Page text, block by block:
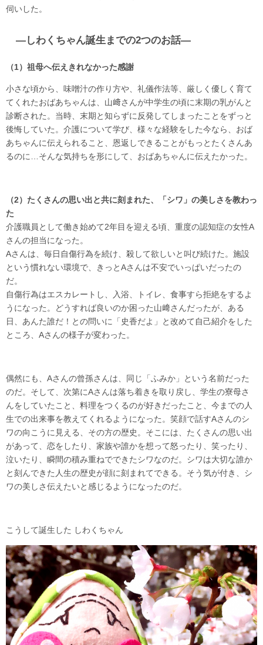
伺いした。
―しわくちゃん誕生までの2つのお話―
（1）祖母へ伝えきれなかった感謝
小さな頃から、味噌汁の作り方や、礼儀作法等、厳しく優しく育て
てくれたおばあちゃんは、山﨑さんが中学生の頃に末期の乳がんと
診断された。当時、末期と知らずに反発してしまったことをずっと
後悔していた。介護について学び、様々な経験をした今なら、おば
あちゃんに伝えられること、恩返しできることがもっとたくさんあ
るのに…そんな気持ちを形にして、おばあちゃんに伝えたかった。
（2）たくさんの思い出と共に刻まれた、「シワ」の美しさを教わっ
た
介護職員として働き始めて2年目を迎える頃、重度の認知症の女性A
さんの担当になった。
Aさんは、毎日自傷行為を続け、殺して欲しいと叫び続けた。施設
という慣れない環境で、きっとAさんは不安でいっぱいだったの
だ。
自傷行為はエスカレートし、入浴、トイレ、食事すら拒絶をするよ
うになった。どうすれば良いのか困った山﨑さんだったが、ある
日、あんた誰だ！との問いに「史香だよ」と改めて自己紹介をした
ところ、Aさんの様子が変わった。
偶然にも、Aさんの曾孫さんは、同じ「ふみか」という名前だった
のだ。そして、次第にAさんは落ち着きを取り戻し、学生の寮母さ
んをしていたこと、料理をつくるのが好きだったこと、今までの人
生での出来事を教えてくれるようになった。笑顔で話すAさんのシ
ワの向こうに見える、その方の歴史。そこには、たくさんの思い出
があって、恋をしたり、家族や誰かを想って怒ったり、笑ったり、
泣いたり、瞬間の積み重ねでできたシワなのだ。シワは大切な誰か
と刻んできた人生の歴史が顔に刻まれてできる。そう気が付き、シ
ワの美しさ伝えたいと感じるようになったのだ。
こうして誕生した しわくちゃん